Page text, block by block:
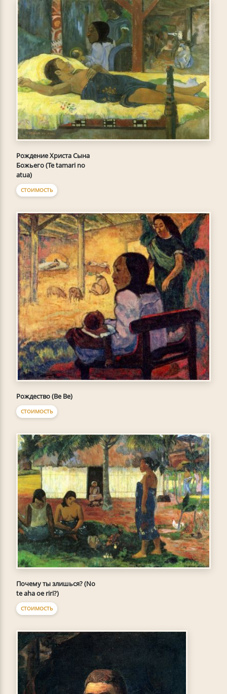
Рождение Христа Сына
Божьего (Te tamari no
atua)
СТОИМОСТЬ
Рождество (Be Be)
СТОИМОСТЬ
Почему ты злишься? (No
te aha oe riri?)
СТОИМОСТЬ